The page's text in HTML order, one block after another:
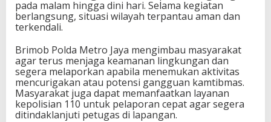
pada malam hingga dini hari. Selama kegiatan
berlangsung, situasi wilayah terpantau aman dan
terkendali.
Brimob Polda Metro Jaya mengimbau masyarakat
agar terus menjaga keamanan lingkungan dan
segera melaporkan apabila menemukan aktivitas
mencurigakan atau potensi gangguan kamtibmas.
Masyarakat juga dapat memanfaatkan layanan
kepolisian 110 untuk pelaporan cepat agar segera
ditindaklanjuti petugas di lapangan.